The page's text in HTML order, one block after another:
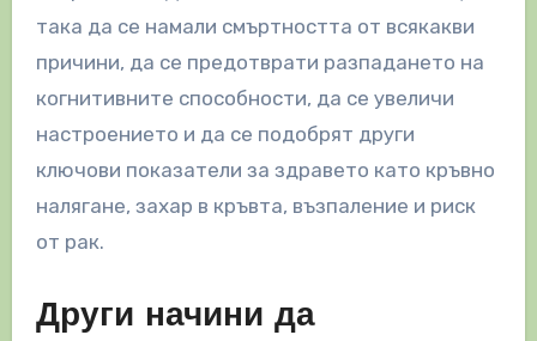
така да се намали смъртността от всякакви
причини, да се предотврати разпадането на
когнитивните способности, да се увеличи
настроението и да се подобрят други
ключови показатели за здравето като кръвно
налягане, захар в кръвта, възпаление и риск
от рак.
Други начини да